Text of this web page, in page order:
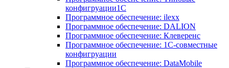
конфигруации1С
Программное обеспечение: ilexx
Программное обеспечение: DALION
Программное обеспечение: Клеверенс
Программное обеспечение: 1С-совместные
конфигруации
Программное обеспечение: DataMobile